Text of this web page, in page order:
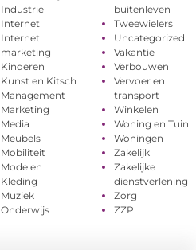
Industrie
Internet
Internet
marketing
Kinderen
Kunst en Kitsch
Management
Marketing
Media
Meubels
Mobiliteit
Mode en
Kleding
Muziek
Onderwijs
buitenleven
Tweewielers
Uncategorized
Vakantie
Verbouwen
Vervoer en
transport
Winkelen
Woning en Tuin
Woningen
Zakelijk
Zakelijke
dienstverlening
Zorg
ZZP